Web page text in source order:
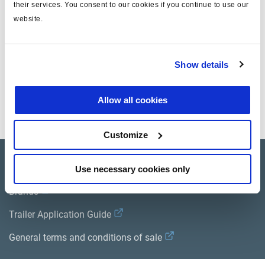
their services. You consent to our cookies if you continue to use our
website.
Show details
Allow all cookies
Customize
Use necessary cookies only
(Zweiwegeventil)
** = automatische Funktion
Product catalogue
Brands
Trailer Application Guide
General terms and conditions of sale